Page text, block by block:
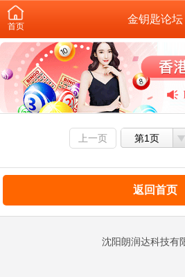
首页
金钥匙论坛
上一页 第1页
返回首页
沈阳朗润达科技有